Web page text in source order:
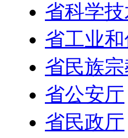
省科学
省工业
省民族
省公安厅
省民政厅